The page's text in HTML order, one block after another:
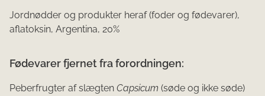
Jordnødder og produkter heraf (foder og fødevarer),
aflatoksin, Argentina, 20%
Fødevarer fjernet fra forordningen:
Peberfrugter af slægten Capsicum (søde og ikke søde)